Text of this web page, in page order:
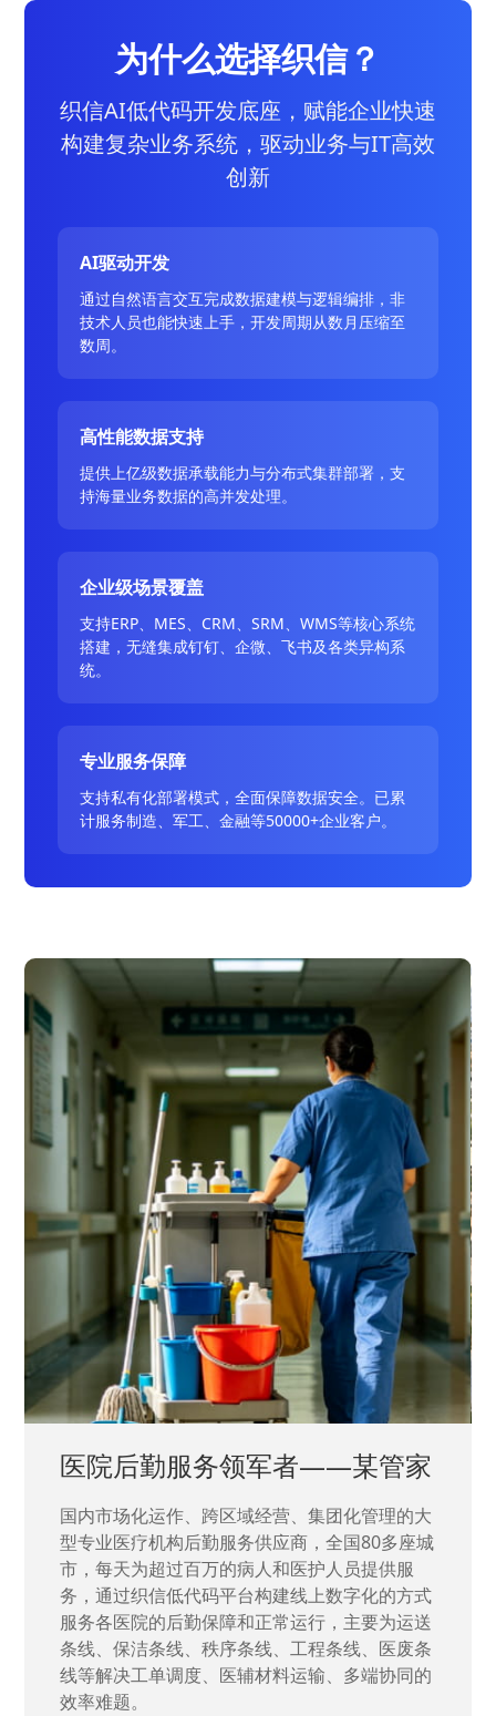
为什么选择织信？
织信AI低代码开发底座，赋能企业快速
构建复杂业务系统，驱动业务与IT高效
创新
AI驱动开发
通过自然语言交互完成数据建模与逻辑编排，非
技术人员也能快速上手，开发周期从数月压缩至
数周。
高性能数据支持
提供上亿级数据承载能力与分布式集群部署，支
持海量业务数据的高并发处理。
企业级场景覆盖
支持ERP、MES、CRM、SRM、WMS等核心系统
搭建，无缝集成钉钉、企微、飞书及各类异构系
统。
专业服务保障
支持私有化部署模式，全面保障数据安全。已累
计服务制造、军工、金融等50000+企业客户。
中国兵器工业集团——银光化学
国家“一五”期间156个重点项目之一。属于国家
高新技术企业，在信息化升级建设中，存在大
量“小、散、碎”的信息化需求，需要投入大量人
力资源进行开发，通过引入织信低代码平台，解
决当下遇到的各类业务难题，提升整体的IT研发
效率。